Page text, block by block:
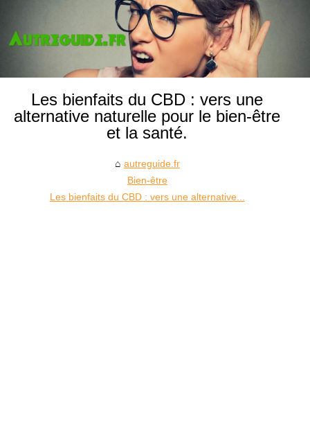
Les bienfaits du CBD : vers une
alternative naturelle pour le bien-être
et la santé.
autreguide.fr
Bien-être
Les bienfaits du CBD : vers une alternative...